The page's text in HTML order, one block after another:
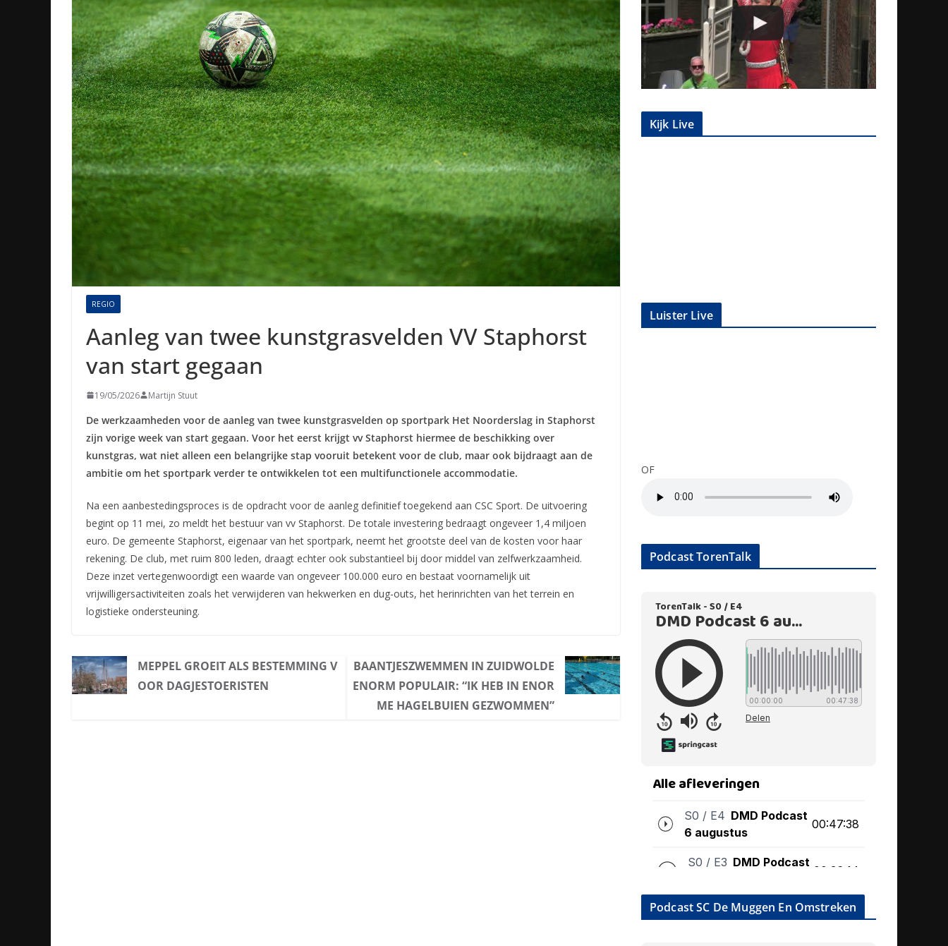
REGIO
Aanleg van twee kunstgrasvelden VV Staphorst
van start gegaan
19/05/2026 Martijn Stuut
De werkzaamheden voor de aanleg van twee kunstgrasvelden op sportpark Het Noorderslag in Staphorst
zijn vorige week van start gegaan. Voor het eerst krijgt vv Staphorst hiermee de beschikking over
kunstgras, wat niet alleen een belangrijke stap vooruit betekent voor de club, maar ook bijdraagt aan de
ambitie om het sportpark verder te ontwikkelen tot een multifunctionele accommodatie.
Na een aanbestedingsproces is de opdracht voor de aanleg definitief toegekend aan CSC Sport. De uitvoering
begint op 11 mei, zo meldt het bestuur van vv Staphorst. De totale investering bedraagt ongeveer 1,4 miljoen
euro. De gemeente Staphorst, eigenaar van het sportpark, neemt het grootste deel van de kosten voor haar
rekening. De club, met ruim 800 leden, draagt echter ook substantieel bij door middel van zelfwerkzaamheid.
Deze inzet vertegenwoordigt een waarde van ongeveer 100.000 euro en bestaat voornamelijk uit
vrijwilligersactiviteiten zoals het verwijderen van hekwerken en dug-outs, het herinrichten van het terrein en
logistieke ondersteuning.
MEPPEL GROEIT ALS BESTEMMING V
OOR DAGJESTOERISTEN
BAANTJESZWEMMEN IN ZUIDWOLDE
ENORM POPULAIR: “IK HEB IN ENOR
ME HAGELBUIEN GEZWOMMEN”
Kijk Live
Luister Live
OF
Podcast TorenTalk
Podcast SC De Muggen En Omstreken